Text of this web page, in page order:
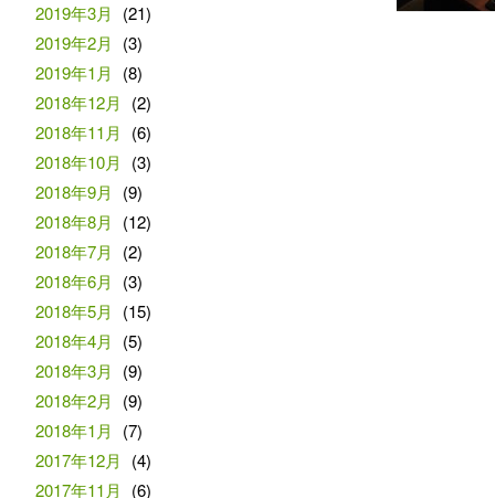
2019年3月
(21)
2019年2月
(3)
2019年1月
(8)
2018年12月
(2)
2018年11月
(6)
2018年10月
(3)
2018年9月
(9)
2018年8月
(12)
2018年7月
(2)
2018年6月
(3)
2018年5月
(15)
2018年4月
(5)
2018年3月
(9)
2018年2月
(9)
2018年1月
(7)
2017年12月
(4)
2017年11月
(6)